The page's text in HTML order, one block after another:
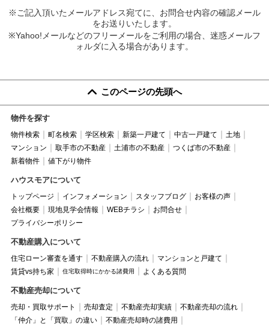
※ご記入頂いたメールアドレス宛てに、お問合せ内容の確認メール
をお送りいたします。
※Yahoo!メールなどのフリーメールをご利用の場合、迷惑メールフ
ォルダに入る場合があります。
このページの先頭へ
物件を探す
物件検索 町名検索 学区検索 新築一戸建て 中古一戸建て
土地
マンション
取手市の不動産 土浦市の不動産
つくば市の不動産
新着物件
値下がり物件
ハウスモアについて
トップページ インフォメーション スタッフブログ
お客様の声
会社概要
現地見学会情報 WEBチラシ
お問合せ
プライバシーポリシー
不動産購入について
住宅ローン審査を通す 不動産購入の流れ
マンションと戸建て
賃貸vs持ち家
住宅取得時にかかる諸費用 よくある質問
不動産売却について
売却・買取サポート 売却査定 不動産売却実績
不動産売却の流れ
「仲介」と「買取」の違い
不動産売却時の諸費用